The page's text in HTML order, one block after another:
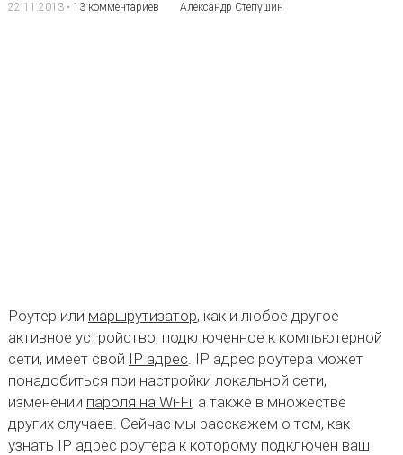
22.11.2013• 13 комментариев Александр Степушин
Роутер или маршрутизатор, как и любое другое
активное устройство, подключенное к компьютерной
сети, имеет свой IP адрес. IP адрес роутера может
понадобиться при настройки локальной сети,
изменении пароля на Wi-Fi, а также в множестве
других случаев. Сейчас мы расскажем о том, как
узнать IP адрес роутера к которому подключен ваш